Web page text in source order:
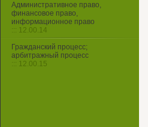
Административное право,
финансовое право,
информационное право
::: 12.00.14
Гражданский процесс;
арбитражный процесс
::: 12.00.15